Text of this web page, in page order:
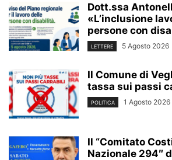
Dott.ssa
«L’inclusione
persone con
LETTERE 5 Agosto 2026
Il Comune di
tassa sui passi
POLITICA 1 Agosto 2026
Il “Comitato
Nazionale 294″